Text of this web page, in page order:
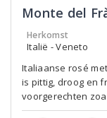
Monte del
Herkomst
Italië - Veneto
Italiaanse rosé
is pittig, droog en
voorgerechten